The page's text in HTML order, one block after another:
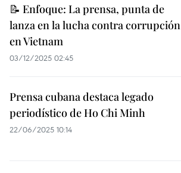
📝 Enfoque: La prensa, punta de
lanza en la lucha contra corrupción
en Vietnam
03/12/2025 02:45
Prensa cubana destaca legado
periodístico de Ho Chi Minh
22/06/2025 10:14